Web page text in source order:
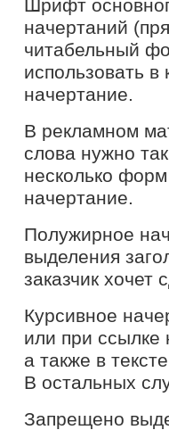
Шрифт
начертаний
читабельный
использовать
начертание.
В рекламном
слова нужно
несколько
начертание.
Полужирное
выделения
заказчик хочет
Курсивное
или при ссылке
а также в
В остальных
Запрещено